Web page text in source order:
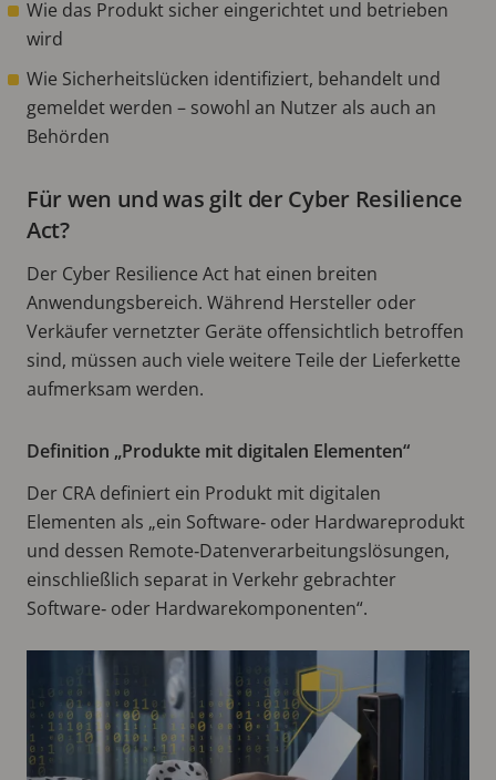
Wie das Produkt sicher eingerichtet und betrieben
wird
Wie Sicherheitslücken identifiziert, behandelt und
gemeldet werden – sowohl an Nutzer als auch an
Behörden
Für wen und was gilt der Cyber Resilience
Act?
Der Cyber Resilience Act hat einen breiten
Anwendungsbereich. Während Hersteller oder
Verkäufer vernetzter Geräte offensichtlich betroffen
sind, müssen auch viele weitere Teile der Lieferkette
aufmerksam werden.
Definition „Produkte mit digitalen Elementen“
Der CRA definiert ein Produkt mit digitalen
Elementen als „ein Software‑ oder Hardwareprodukt
und dessen Remote‑Datenverarbeitungslösungen,
einschließlich separat in Verkehr gebrachter
Software‑ oder Hardwarekomponenten“.